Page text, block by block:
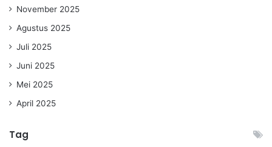
November 2025
Agustus 2025
Juli 2025
Juni 2025
Mei 2025
April 2025
Tag